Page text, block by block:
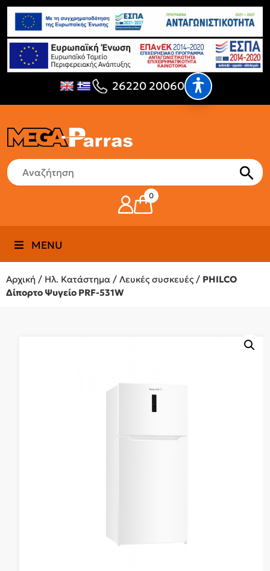
26220 20060
0
MENU
Αρχική / Ηλ. Κατάστημα / Λευκές συσκευές / PHILCO
Δίπορτο Ψυγείο PRF-531W